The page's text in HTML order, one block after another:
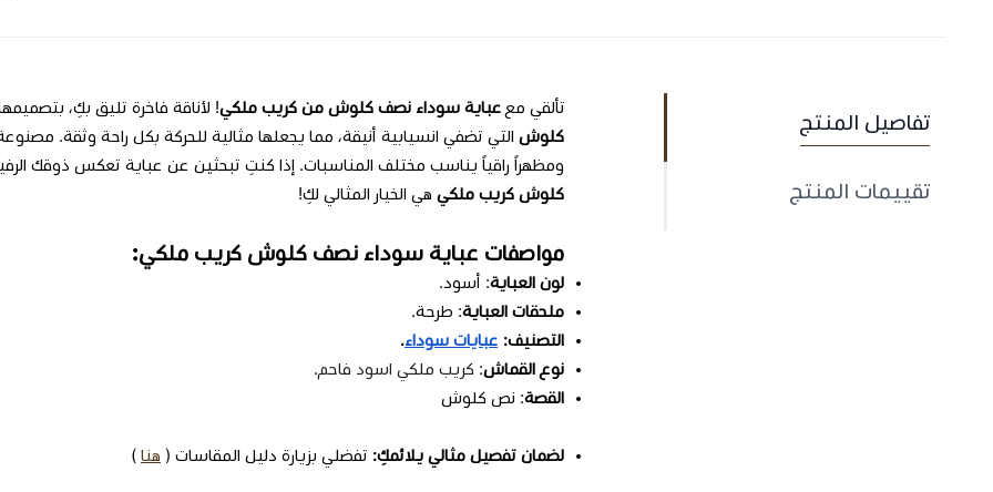
تفاصيل المنتج
تقييمات المنتج
تألقي مع عباية سوداء نصف كلوش من كريب ملكي! لأناقة فاخرة تليق بكِ،
كلوش التي تضفي انسيابية أنيقة، مما يجعلها مثالية للحركة بكل راحة وثقة.
ومظهراً راقياً يناسب مختلف المناسبات. إذا كنتِ تبحثين عن عباية تعكس ذوقك الرفيع
كلوش كريب ملكي هي الخيار المثالي لكِ!
مواصفات عباية سوداء نصف كلوش كريب ملكي:
لون العباية: أسود.
ملحقات العباية: طرحة.
التصنيف: عبايات سوداء.
نوع القماش: كريب ملكي اسود فاحم .
القصة: نص كلوش
لضمان تفصيل مثالي يلائمكِ: تفضلي بزيارة دليل المقاسات ( هنا )